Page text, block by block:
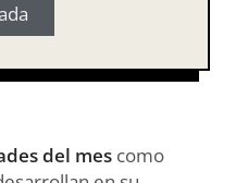
del mescomo